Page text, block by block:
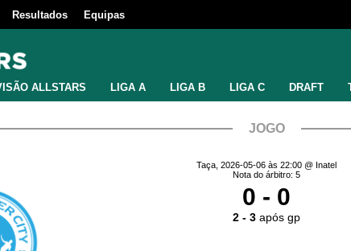
Resultados Equipas
ALLSTARS LIGA A LIGA B LIGA C DRAFT
JOGO
Taça, 2026-05-06 às 22:00 @ Inatel
Nota do árbitro: 5
0 - 0
2 - 3 após gp